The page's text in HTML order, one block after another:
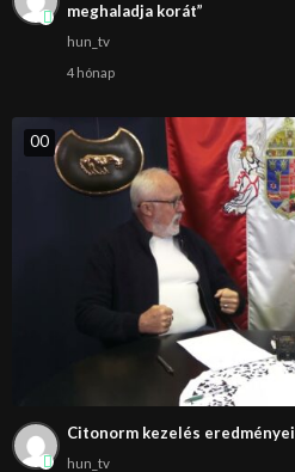
meghaladja korát”
hun_tv
4 hónap
00
Citonorm kezelés eredményei
hun_tv